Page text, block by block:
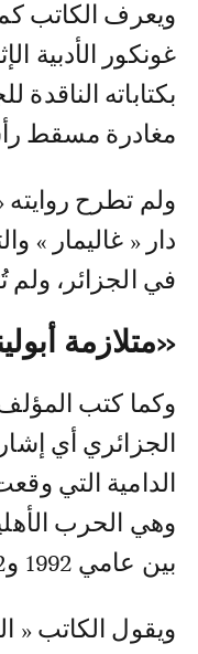
ويعرف الكاتب
بكتاباته
مغادرة مسقط
ولم تطرح
دار « غاليمار »
في الجزائر، ولم
«متلازمة
وكما كتب
الجزائري أي
الدامية التي
وهي الحرب
بين عامي 1992 و2002.
ويقول الكاتب «